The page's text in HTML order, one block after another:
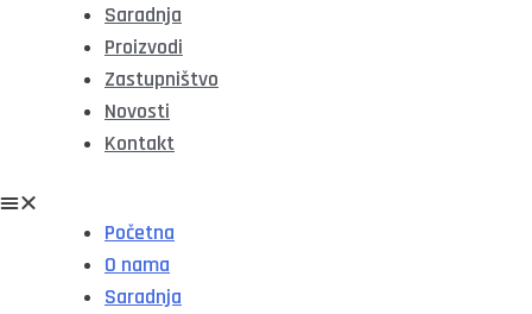
Saradnja
Proizvodi
Zastupništvo
Novosti
Kontakt
Početna
O nama
Saradnja